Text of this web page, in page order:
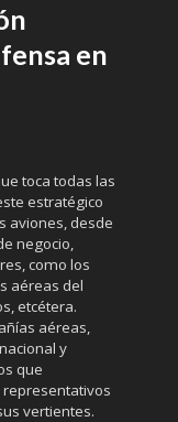
en
toca todas las
estratégico
aviones, desde
negocio,
como los
aéreas del
etcétera.
aéreas,
y
que
vertientes.